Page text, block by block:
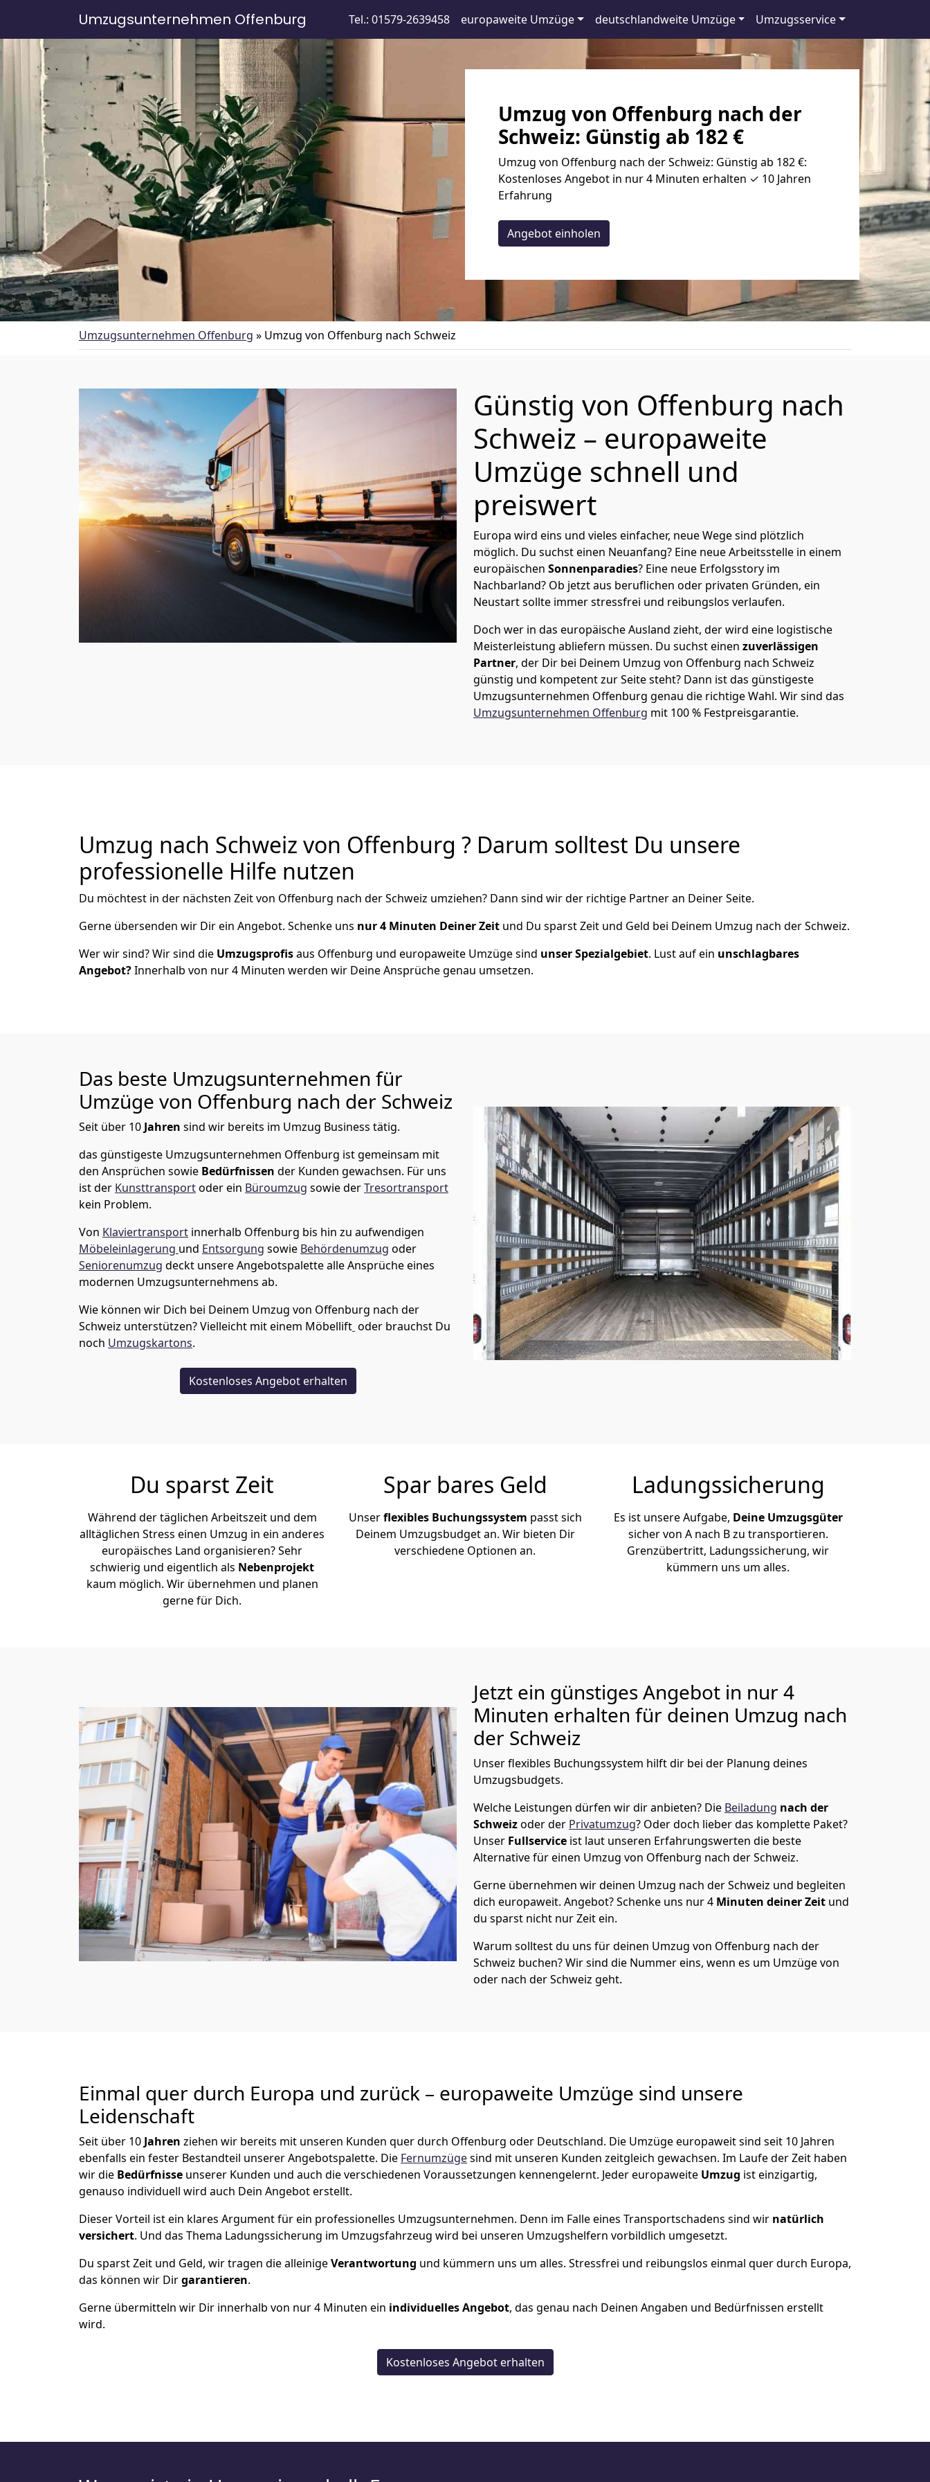
Umzugsunternehmen Offenburg Tel.: 01579-2639458 europaweite Umzüge deutschlandweite Umzüge Umzugsservice
Umzug von Offenburg nach der
Schweiz: Günstig ab 182 €
Umzug von Offenburg nach der Schweiz: Günstig ab 182 €:
Kostenloses Angebot in nur 4 Minuten erhalten ✓ 10 Jahren
Erfahrung
Angebot einholen
Umzugsunternehmen Offenburg » Umzug von Offenburg nach Schweiz
Günstig von Offenburg nach
Schweiz – europaweite
Umzüge schnell und
preiswert
Europa wird eins und vieles einfacher, neue Wege sind plötzlich
möglich. Du suchst einen Neuanfang? Eine neue Arbeitsstelle in einem
europäischen Sonnenparadies? Eine neue Erfolgsstory im
Nachbarland? Ob jetzt aus beruflichen oder privaten Gründen, ein
Neustart sollte immer stressfrei und reibungslos verlaufen.
Doch wer in das europäische Ausland zieht, der wird eine logistische
Meisterleistung abliefern müssen. Du suchst einen zuverlässigen
Partner, der Dir bei Deinem Umzug von Offenburg nach Schweiz
günstig und kompetent zur Seite steht? Dann istdas günstigeste
Umzugsunternehmen Offenburg genau die richtige Wahl. Wir sind das
Umzugsunternehmen Offenburg mit 100 % Festpreisgarantie.
Umzug nach Schweiz von Offenburg ? Darum solltest Du unsere
professionelle Hilfe nutzen
Du möchtest in der nächsten Zeit von Offenburg nach der Schweiz umziehen? Dann sind wir der richtige Partner an Deiner Seite.
Gerne übersenden wir Dir ein Angebot. Schenke uns nur4 Minuten Deiner Zeit und Du sparst Zeit und Geld bei Deinem Umzug nach der Schweiz.
Wer wir sind? Wir sind die Umzugsprofisaus Offenburg und europaweite Umzüge sind unser Spezialgebiet. Lust auf ein unschlagbares
Angebot?Innerhalb von nur4 Minuten werden wir Deine Ansprüche genau umsetzen.
Das beste Umzugsunternehmen für
Umzüge von Offenburg nach der Schweiz
Seit über 10 Jahren sind wir bereits im Umzug Business tätig.
das günstigeste Umzugsunternehmen Offenburg ist gemeinsam mit
den Ansprüchen sowie Bedürfnissen der Kunden gewachsen. Für uns
ist der Kunsttransportoder ein Büroumzug sowie derTresortransport
kein Problem.
Von Klaviertransport innerhalb Offenburg bis hin zu aufwendigen
Möbeleinlagerung und Entsorgung sowie Behördenumzug oder
Seniorenumzug deckt unsere Angebotspalette alle Ansprüche eines
modernen Umzugsunternehmens ab.
Wie können wir Dich bei Deinem Umzug von Offenburg nach der
Schweiz unterstützen? Vielleicht mit einem Möbellift oder brauchst Du
noch Umzugskartons.
Kostenloses Angebot erhalten
Du sparst Zeit
Während der täglichen Arbeitszeit und dem
alltäglichen Stress einen Umzug in ein anderes
europäisches Land organisieren? Sehr
schwierig und eigentlich als Nebenprojekt
kaum möglich. Wir übernehmen und planen
gerne für Dich.
Spar bares Geld
Unserflexibles Buchungssystem passt sich
Deinem Umzugsbudget an. Wir bieten Dir
verschiedene Optionen an.
Ladungssicherung
Es ist unsere Aufgabe, Deine Umzugsgüter
sicher von A nach B zu transportieren.
Grenzübertritt, Ladungssicherung, wir
kümmern uns um alles.
Jetzt ein günstiges Angebot in nur 4
Minuten erhalten für deinen Umzug nach
der Schweiz
Unser flexibles Buchungssystem hilft dir bei der Planung deines
Umzugsbudgets.
Welche Leistungen dürfen wir dir anbieten? Die Beiladung nach der
Schweizoder der Privatumzug? Oder doch lieber das komplette Paket?
Unser Fullservice ist laut unseren Erfahrungswerten die beste
Alternative für einen Umzug von Offenburg nach der Schweiz.
Gerne übernehmen wir deinen Umzug nach der Schweiz und begleiten
dich europaweit. Angebot? Schenke uns nur4 Minuten deiner Zeit und
du sparst nicht nur Zeit ein.
Warum solltest du uns für deinen Umzug von Offenburg nach der
Schweiz buchen? Wir sind die Nummer eins, wenn es um Umzüge von
oder nach der Schweiz geht.
Einmal quer durch Europa und zurück – europaweite Umzüge sind unsere
Leidenschaft
Seit über 10 Jahren ziehen wir bereits mit unseren Kunden quer durch Offenburg oder Deutschland. Die Umzüge europaweit sind seit 10 Jahren
ebenfalls ein fester Bestandteil unserer Angebotspalette. Die Fernumzügesind mit unseren Kunden zeitgleich gewachsen. Im Laufe der Zeit haben
wir die Bedürfnisse unserer Kunden und auch die verschiedenen Voraussetzungen kennengelernt. Jeder europaweite Umzug ist einzigartig,
genauso individuell wird auch Dein Angebot erstellt.
Dieser Vorteil ist ein klares Argument für ein professionelles Umzugsunternehmen. Denn im Falle eines Transportschadens sind wir natürlich
versichert. Und das Thema Ladungssicherung im Umzugsfahrzeug wird bei unseren Umzugshelfern vorbildlich umgesetzt.
Du sparst Zeit und Geld, wir tragen die alleinigeVerantwortung und kümmern uns um alles. Stressfrei und reibungslos einmal quer durch Europa,
das können wir Dirgarantieren.
Gerne übermitteln wir Dir innerhalb von nur4 Minuten ein individuelles Angebot, das genau nach Deinen Angaben und Bedürfnissen erstellt
wird.
Kostenloses Angebot erhalten